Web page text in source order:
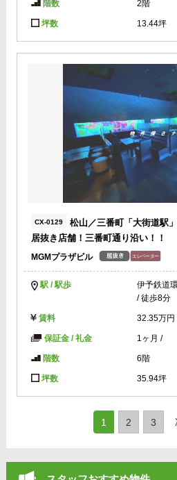
階数 2階
坪数 13.44坪
CX-0129
松山／三番町「大街道駅
居抜き店舗！三番町通り沿い！！
MGMプラザビル
駅 / 駅歩
伊予鉄道
/ 徒歩8分
賃料 32.35万円
保証金 / 礼金 1ヶ月 /
階数 6階
坪数 35.94坪
1 (current)
2 3